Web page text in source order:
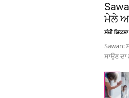
ਮੇਲੇ
ਸੱਚੀ ਸ਼ਿਕਸ਼ਾ
Sawan:
ਸਾਉਣ ਦਾ